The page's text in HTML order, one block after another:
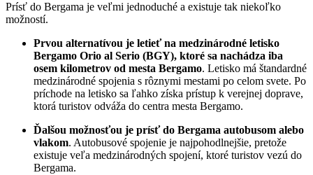
Prísť do Bergama je veľmi jednoduché a existuje tak niekoľko
možností.
Prvou alternatívou je letieť na medzinárodné letisko
Bergamo Orio al Serio (BGY), ktoré sa nachádza iba
osem kilometrov od mesta Bergamo. Letisko má štandardné
medzinárodné spojenia s rôznymi mestami po celom svete. Po
príchode na letisko sa ľahko získa prístup k verejnej doprave,
ktorá turistov odváža do centra mesta Bergamo.
Ďalšou možnosťou je prísť do Bergama autobusom alebo
vlakom. Autobusové spojenie je najpohodlnejšie, pretože
existuje veľa medzinárodných spojení, ktoré turistov vezú do
Bergama.